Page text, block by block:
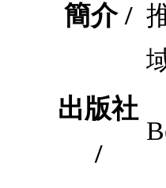
簡介 /
出版社
/